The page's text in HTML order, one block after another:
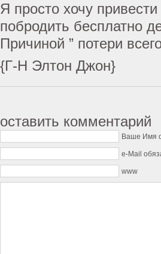
Я просто хочу
побродить бесплатно
Причиной ” потери
{Г-Н Элтон Джон}
оставить комментарий
Ваше Имя
e-Mail
www